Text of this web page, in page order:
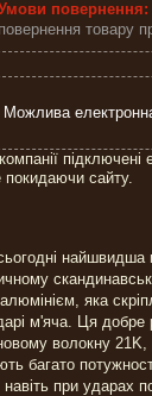
повернення товару
покидаючи сайту.
яка
м'яча. Ця
волокну
багато
при